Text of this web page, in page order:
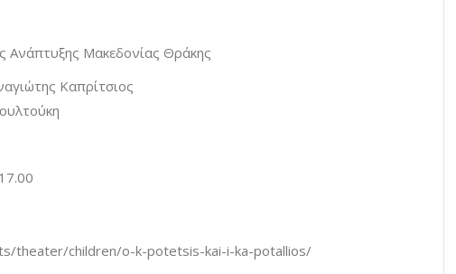
Ανάπτυξης Μακεδονίας Θράκης
Καπρίτσιος
theater/children/o-k-potetsis-kai-i-ka-potallios/